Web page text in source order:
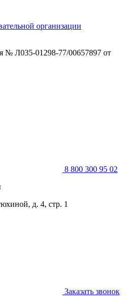
организации
№ Л035-01298-77/00657897 от
8 800 300 95 02
д. 4, стр. 1
Заказать звонок